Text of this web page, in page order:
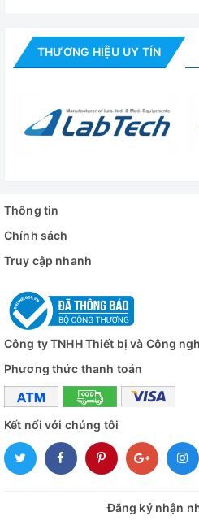
THƯƠNG HIỆU UY TÍN
Thông tin
Chính sách
Truy cập nhanh
Công ty TNHH Thiết bị và Công
Phương thức thanh toán
Kết nối với chúng tôi
Đăng ký nhận